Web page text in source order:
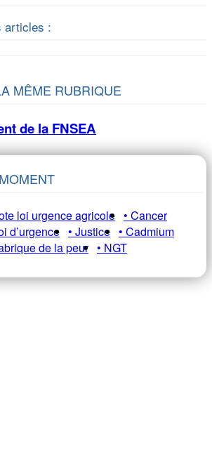
articles :
MÊME RUBRIQUE
de la FNSEA
loi urgence agricole • Cancer
d’urgence • Justice • Cadmium
de la peur • NGT